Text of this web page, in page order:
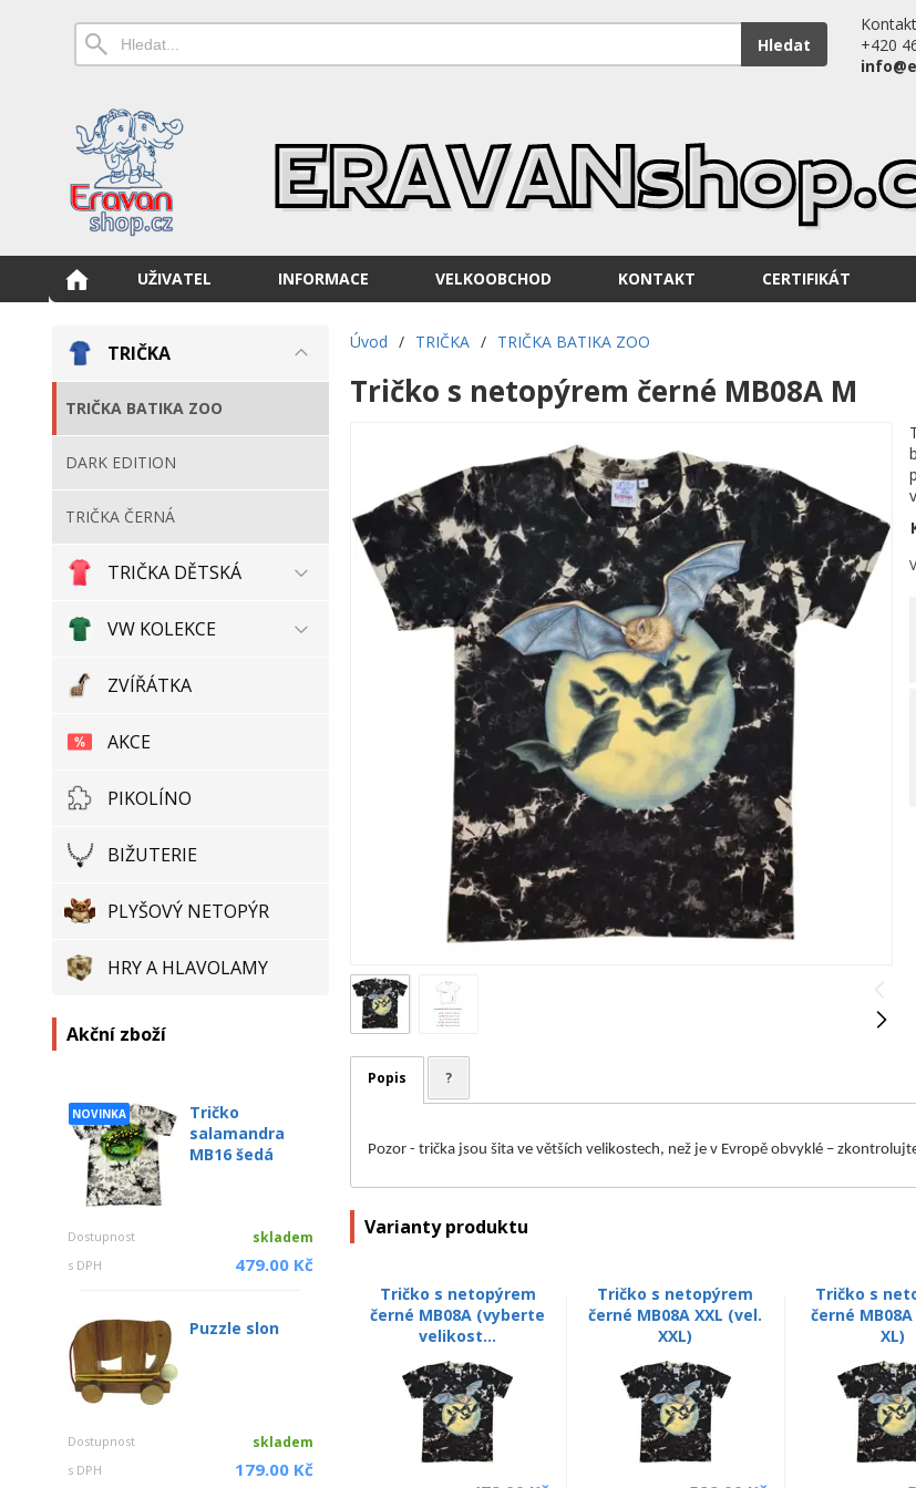
Hledat
+420
UŽIVATEL INFORMACE VELKOOBCHOD KONTAKT CERTIFIKÁT
TRIČKA
TRIČKA BATIKA ZOO
DARK EDITION
TRIČKA ČERNÁ
TRIČKA DĚTSKÁ
VW KOLEKCE
ZVÍŘÁTKA
AKCE
PIKOLÍNO
BIŽUTERIE
PLYŠOVÝ NETOPÝR
HRY A HLAVOLAMY
Akční zboží
NOVINKA
Tričko
salamandra
MB16 šedá
Dostupnost skladem
s DPH 479.00 Kč
Puzzle slon
Dostupnost skladem
s DPH 179.00 Kč
Úvod / TRIČKA / TRIČKA BATIKA ZOO
Tričko s netopýrem černé MB08A M
Popis ?
Pozor - trička jsou šita ve větších velikostech, než je v Evropě obvyklé –
Varianty produktu
Tričko s netopýrem
černé MB08A (vyberte
velikost...
Tričko s netopýrem
černé MB08A XXL (vel.
XXL)
Tričko s
černé
XL)